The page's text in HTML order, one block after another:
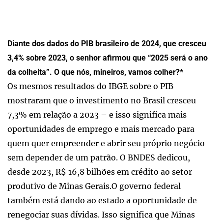
Diante dos dados do PIB brasileiro de 2024, que cresceu
3,4% sobre 2023, o senhor afirmou que “2025 será o ano
da colheita”. O que nós, mineiros, vamos colher?*
Os mesmos resultados do IBGE sobre o PIB
mostraram que o investimento no Brasil cresceu
7,3% em relação a 2023 – e isso significa mais
oportunidades de emprego e mais mercado para
quem quer empreender e abrir seu próprio negócio
sem depender de um patrão. O BNDES dedicou,
desde 2023, R$ 16,8 bilhões em crédito ao setor
produtivo de Minas Gerais.O governo federal
também está dando ao estado a oportunidade de
renegociar suas dívidas. Isso significa que Minas